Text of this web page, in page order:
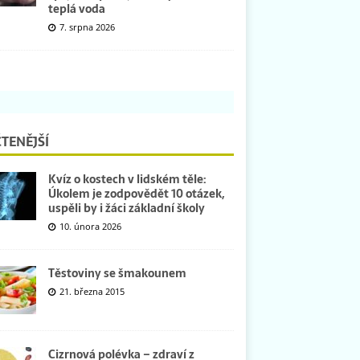
teplá voda
7. srpna 2026
Kvíz o kostech v lidském těle:
Úkolem je zodpovědět 10 otázek,
uspěli by i žáci základní školy
10. února 2026
Těstoviny se šmakounem
21. března 2015
Cizrnová polévka – zdraví z